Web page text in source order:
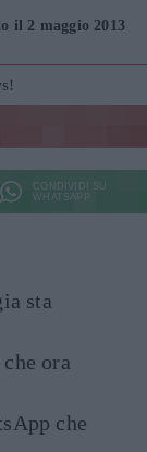
il 2 maggio 2013
CONDIVIDI SU
WHATSAPP
sta
ora
che